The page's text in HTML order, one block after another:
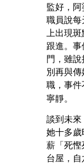
監好，阿
職員說每
上出現斑
跟進。
門，雖
別再與
職，事件
寧靜。
談到未來
她十多歲
薪「死慳
台屋，